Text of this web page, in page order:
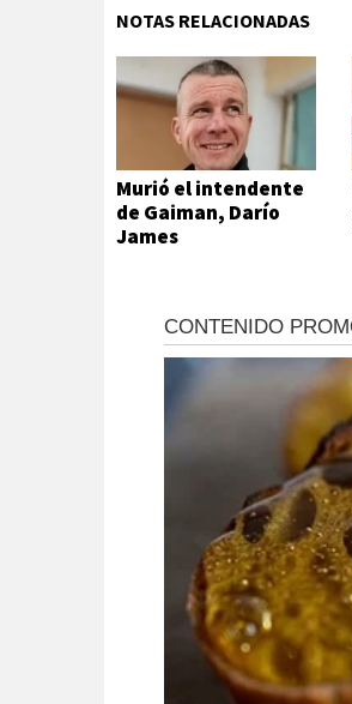
NOTAS RELACIONADAS
Murió el intendente
de Gaiman, Darío
James